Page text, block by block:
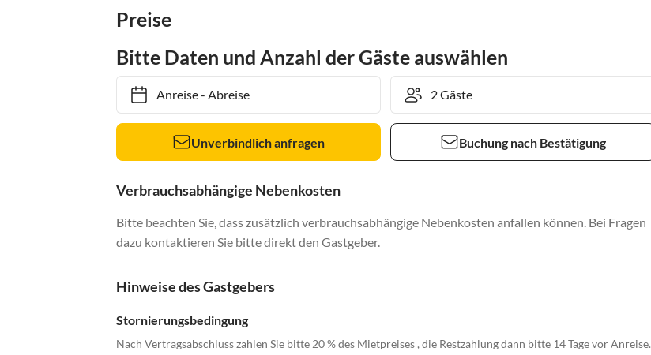
Preise
Bitte Daten und Anzahl der Gäste auswählen
Anreise- Abreise
Unverbindlich anfragen Buchung nach Bestätigung
Verbrauchsabhängige Nebenkosten
Bitte beachten Sie, dass zusätzlich verbrauchsabhängige Nebenkosten anfallen können. Bei Fragen
dazu kontaktieren Sie bitte direkt den Gastgeber.
Hinweise des Gastgebers
Stornierungsbedingung
Nach Vertragsabschluss zahlen Sie bitte 20 % des Mietpreises , die Restzahlung dann bitte 14 Tage vor Anreise.